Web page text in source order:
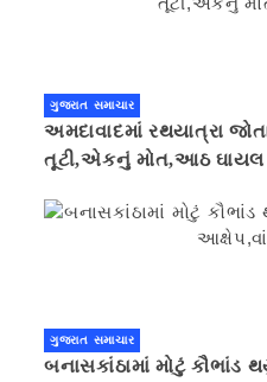
ગુજરાત સમાચાર
અમદાવાદમાં રથયાત્રા
તૂટી,એકનું મોત,આઠ ઘાયલ
ગુજરાત સમાચાર
બનાસકાંઠામાં મોટું કૌભાંડ